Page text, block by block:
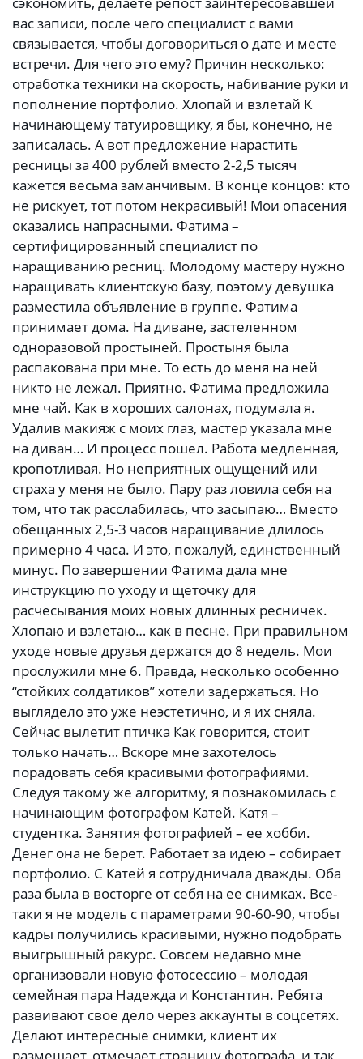
вас записи, после чего специалист с вами
связывается, чтобы договориться о дате и месте
встречи. Для чего это ему? Причин несколько:
отработка техники на скорость, набивание руки и
пополнение портфолио. Хлопай и взлетай К
начинающему татуировщику, я бы, конечно, не
записалась. А вот предложение нарастить
ресницы за 400 рублей вместо 2-2,5 тысяч
кажется весьма заманчивым. В конце концов: кто
не рискует, тот потом некрасивый! Мои опасения
оказались напрасными. Фатима –
сертифицированный специалист по
наращиванию ресниц. Молодому мастеру нужно
наращивать клиентскую базу, поэтому девушка
разместила объявление в группе. Фатима
принимает дома. На диване, застеленном
одноразовой простыней. Простыня была
распакована при мне. То есть до меня на ней
никто не лежал. Приятно. Фатима предложила
мне чай. Как в хороших салонах, подумала я.
Удалив макияж с моих глаз, мастер указала мне
на диван… И процесс пошел. Работа медленная,
кропотливая. Но неприятных ощущений или
страха у меня не было. Пару раз ловила себя на
том, что так расслабилась, что засыпаю… Вместо
обещанных 2,5-3 часов наращивание длилось
примерно 4 часа. И это, пожалуй, единственный
минус. По завершении Фатима дала мне
инструкцию по уходу и щеточку для
расчесывания моих новых длинных ресничек.
Хлопаю и взлетаю… как в песне. При правильном
уходе новые друзья держатся до 8 недель. Мои
прослужили мне 6. Правда, несколько особенно
“стойких солдатиков” хотели задержаться. Но
выглядело это уже неэстетично, и я их сняла.
Сейчас вылетит птичка Как говорится, стоит
только начать… Вскоре мне захотелось
порадовать себя красивыми фотографиями.
Следуя такому же алгоритму, я познакомилась с
начинающим фотографом Катей. Катя –
студентка. Занятия фотографией – ее хобби.
Денег она не берет. Работает за идею – собирает
портфолио. С Катей я сотрудничала дважды. Оба
раза была в восторге от себя на ее снимках. Все-
таки я не модель с параметрами 90-60-90, чтобы
кадры получились красивыми, нужно подобрать
выигрышный ракурс. Совсем недавно мне
организовали новую фотосессию – молодая
семейная пара Надежда и Константин. Ребята
развивают свое дело через аккаунты в соцсетях.
Делают интересные снимки, клиент их